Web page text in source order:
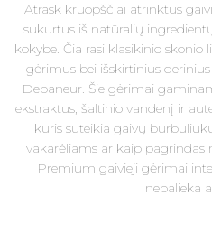
Atrask kruopščiai atrinktus
sukurtus iš natūralių
kokybe. Čia rasi klasikinio
gėrimus bei išskirtinius
Depaneur. Šie gėrimai
ekstraktus, šaltinio vandenį ir
kuris suteikia gaivų
vakarėliams ar kaip pagrindas
Premium gaivieji gėrimai
nepalieka